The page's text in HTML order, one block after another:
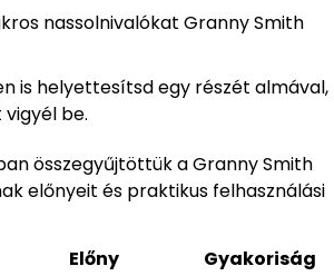
nassolnivalókat Granny Smith
is helyettesítsd egy részét almával,
be.
összegyűjtöttük a Granny Smith
előnyeit és praktikus felhasználási
Előny
Gyakoriság